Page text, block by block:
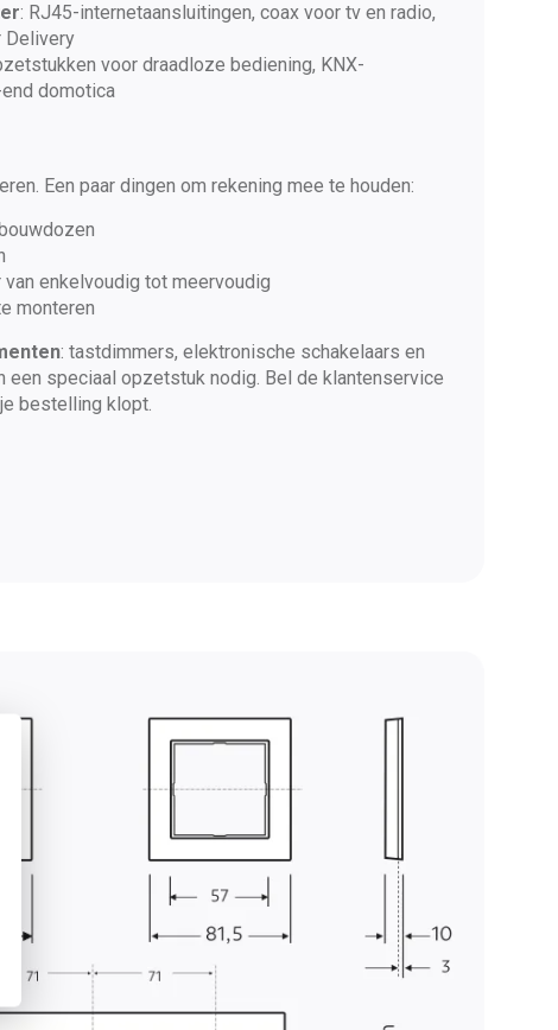
: RJ45-internetaansluitingen, coax voor tv en radio,
Delivery
voor draadloze bediening, KNX-
domotica
Een paar dingen om rekening mee te houden:
enkelvoudig tot meervoudig
monteren
: tastdimmers, elektronische schakelaars en
een speciaal opzetstuk nodig. Bel de klantenservice
bestelling klopt.